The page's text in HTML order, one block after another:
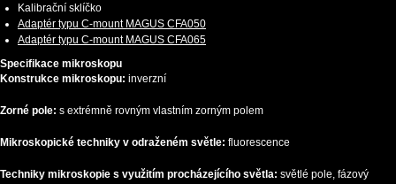
Kalibrační sklíčko
Adaptér typu C-mount MAGUS CFA050
Adaptér typu C-mount MAGUS CFA065
Specifikace mikroskopu
Konstrukce mikroskopu: inverzní
Zorné pole: s extrémně rovným vlastním zorným polem
Mikroskopické techniky v odraženém světle: fluorescence
Techniky mikroskopie s využitím procházejícího světla: světlé pole, fázový